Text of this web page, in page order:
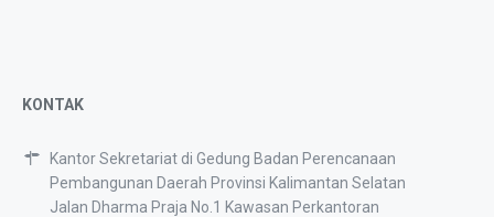
KONTAK
Kantor Sekretariat di Gedung Badan Perencanaan
Pembangunan Daerah Provinsi Kalimantan Selatan
Jalan Dharma Praja No.1 Kawasan Perkantoran